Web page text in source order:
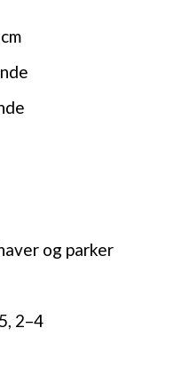
og parker
2–4